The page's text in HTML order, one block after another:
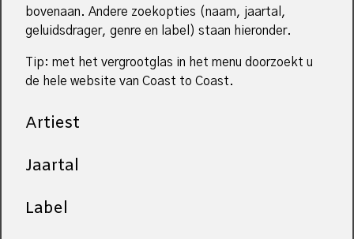
bovenaan. Andere zoekopties (naam, jaartal,
geluidsdrager, genre en label) staan hieronder.
Tip: met het vergrootglas in het menu doorzoekt u
de hele website van Coast to Coast.
Artiest
Jaartal
Label